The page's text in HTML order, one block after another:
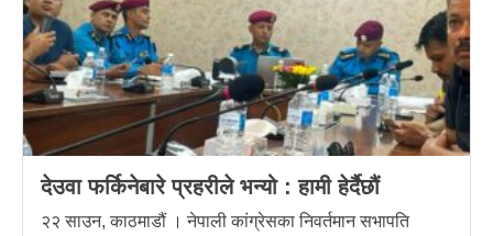
देउवा फर्किनेबारे प्रहरीले भन्यो : हामी हेर्दैछौं
२२ साउन, काठमाडौं । नेपाली कांग्रेसका निवर्तमान सभापति